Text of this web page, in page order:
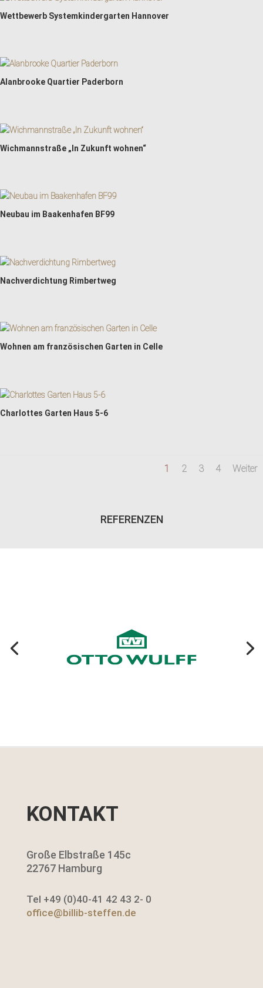
Wettbewerb Systemkindergarten Hannover
Alanbrooke Quartier Paderborn
Wichmannstraße „In Zukunft wohnen“
Neubau im Baakenhafen BF99
Nachverdichtung Rimbertweg
Wohnen am französischen Garten in Celle
Charlottes Garten Haus 5-6
1 2 3 4 Weiter
REFERENZEN
KONTAKT
Große Elbstraße 145c
22767 Hamburg
Tel +49 (0)40-41 42 43 2- 0
office@billib-steffen.de